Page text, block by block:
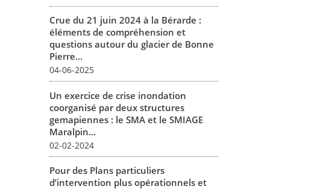
Crue du 21 juin 2024 à la Bérarde :
éléments de compréhension et
questions autour du glacier de Bonne
Pierre...
04-06-2025
Un exercice de crise inondation
coorganisé par deux structures
gemapiennes : le SMA et le SMIAGE
Maralpin...
02-02-2024
Pour des Plans particuliers
d’intervention plus opérationnels et